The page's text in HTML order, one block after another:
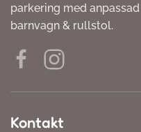
parkering med
barnvagn & rullstol.
Kontakt